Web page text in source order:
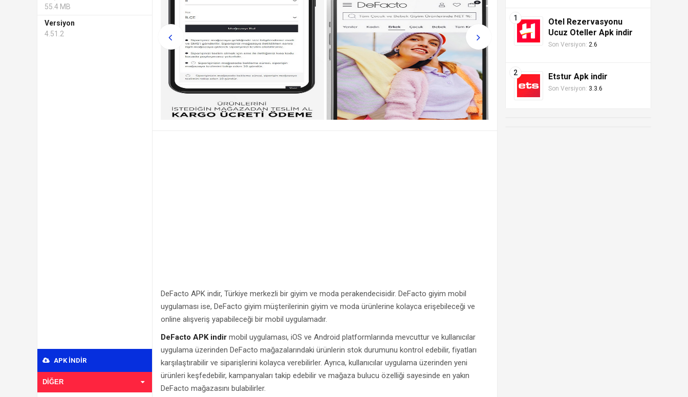
55.4 MB
Versiyon
4.51.2
APK INDIR
DIĞER
DeFacto APK indir, Türkiye merkezli bir giyim ve moda perakendecisidir. DeFacto giyim mobil
uygulaması ise, DeFacto giyim müşterilerinin giyim ve moda ürünlerine kolayca erişebileceği ve
online alışveriş yapabileceği bir mobil uygulamadır.
DeFacto APK indirmobil uygulaması, iOS ve Android platformlarında mevcuttur ve kullanıcılar
uygulama üzerinden DeFacto mağazalarındaki ürünlerin stok durumunu kontrol edebilir, fiyatları
karşılaştırabilir ve siparişlerini kolayca verebilirler. Ayrıca, kullanıcılar uygulama üzerinden yeni
ürünleri keşfedebilir, kampanyaları takip edebilir ve mağaza bulucu özelliği sayesinde en yakın
DeFacto mağazasını bulabilirler.
Otel Rezervasyonu
Ucuz Oteller Apk indir
Son Versiyon: 2.6
Etstur Apk indir
Son Versiyon: 3.3.6